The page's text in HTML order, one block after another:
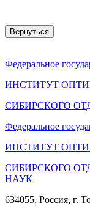
Вернуться
Федеральное
ИНСТИТУТ
СИБИРСКОГО
Федеральное
ИНСТИТУТ
СИБИРСКОГО
НАУК
634055, Россия, г.